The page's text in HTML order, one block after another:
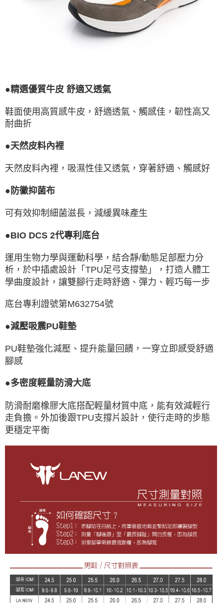
●精選優質牛皮 舒適又透氣
鞋面使用高質感牛皮，舒適透氣、觸感佳，韌性高又
耐曲折
●天然皮料內裡
天然皮料內裡，吸濕性佳又透氣，穿著舒適、觸感好
●防黴抑菌布
可有效抑制細菌滋長，減緩異味產生
●BIO DCS 2代專利底台
運用生物力學與運動科學，結合靜/動態足部壓力分
析，於中插處設計「TPU足弓支撐墊」，打造人體工
學曲度設計，讓雙腳行走時舒適、彈力、輕巧每一步
底台專利證號第M632754號
●減壓吸震PU鞋墊
PU鞋墊強化減壓、提升能量回饋，一穿立即感受舒適
腳感
●多密度輕量防滑大底
防滑耐磨橡膠大底搭配輕量材質中底，能有效減輕行
走負擔。外加後跟TPU支撐片設計，使行走時的步態
更穩定平衡